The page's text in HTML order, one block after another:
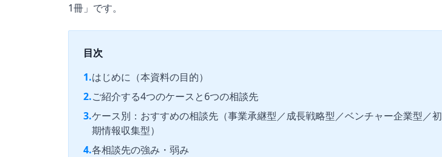
1冊」です。
目次
1.はじめに（本資料の目的）
2.ご紹介する4つのケースと6つの相談先
3.ケース別：おすすめの相談先（事業承継型／成長戦略型／ベンチャー企業型／初
期情報収集型）
4.各相談先の強み・弱み